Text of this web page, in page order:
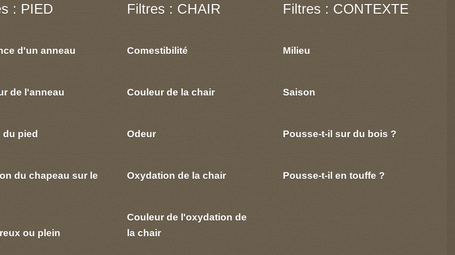
: PIED
d'un anneau
de l'anneau
du pied
du chapeau sur le
ou plein
Filtres : CHAIR
Comestibilité
Couleur de la chair
Odeur
Oxydation de la chair
Couleur de l'oxydation de
la chair
Filtres : CONTEXTE
Milieu
Saison
Pousse-t-il sur du bois ?
Pousse-t-il en touffe ?